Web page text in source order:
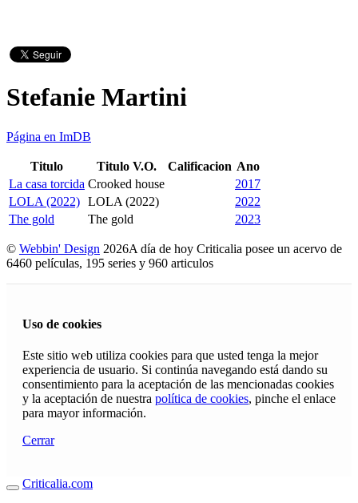
Stefanie Martini
Página en ImDB
Titulo Titulo V.O. Calificacion Ano
La casa torcida Crooked house
2017
LOLA (2022) LOLA (2022)
2022
The gold
The gold 2023
© Webbin' Design 2026A día de hoy Criticalia posee un acervo de
6460 películas, 195 series y 960 articulos
Uso de cookies
Este sitio web utiliza cookies para que usted tenga la mejor
experiencia de usuario. Si continúa navegando está dando su
consentimiento para la aceptación de las mencionadas cookies
y la aceptación de nuestra política de cookies, pinche el enlace
para mayor información.
Cerrar
Criticalia.com